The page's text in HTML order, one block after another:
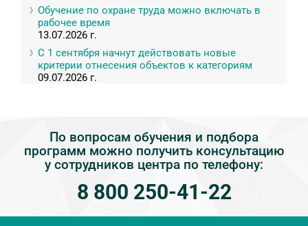
Обучение по охране труда можно включать в
рабочее время
13.07.2026 г.
С 1 сентября начнут действовать новые
критерии отнесения объектов к категориям
09.07.2026 г.
По вопросам обучения и подбора
программ можно получить консультацию
у сотрудников центра по телефону:
8 800 250-41-22